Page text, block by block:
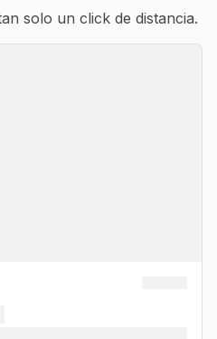
solo un click de distancia.